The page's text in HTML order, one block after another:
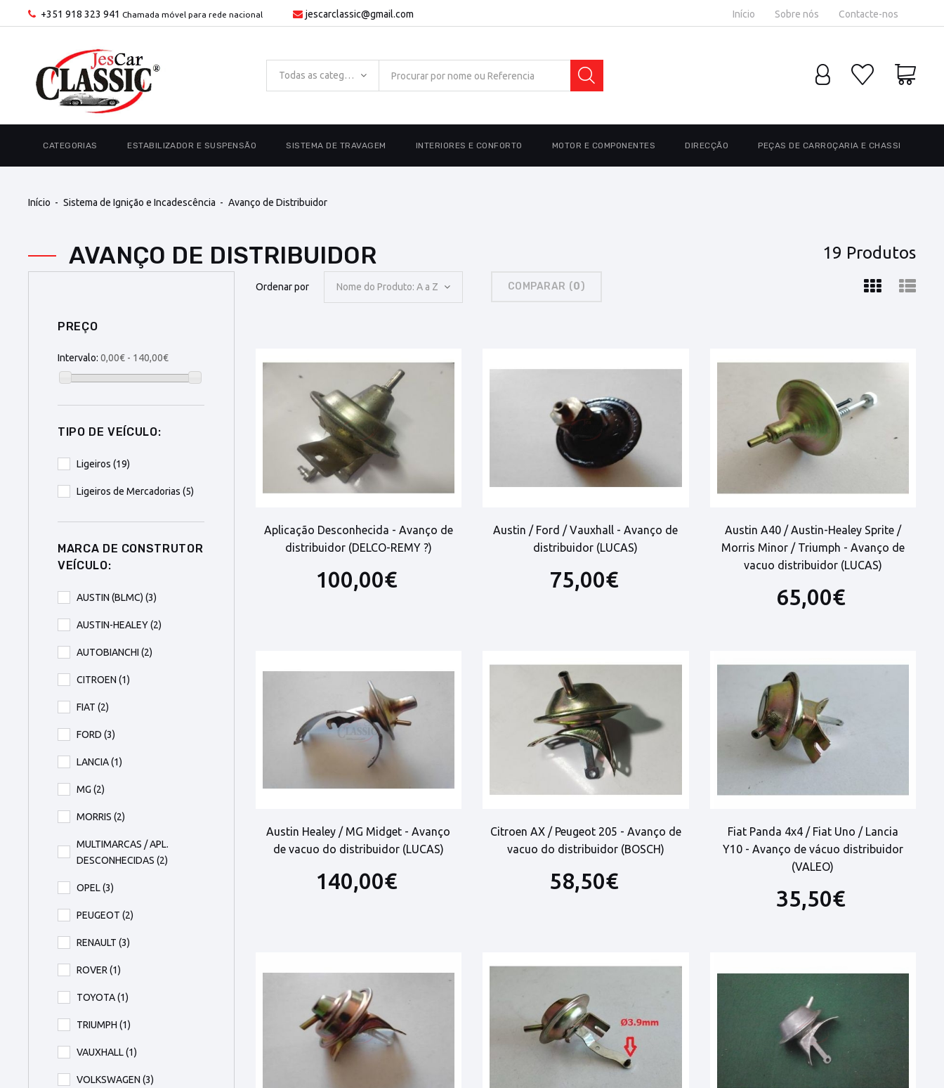
+351 918 323 941 Chamada móvel para rede nacional jescarclassic@gmail.com Início Sobre nós Contacte-nos
Todas as categorias
CATEGORIAS ESTABILIZADOR E SUSPENSÃO SISTEMA DE TRAVAGEM INTERIORES E CONFORTO MOTOR E COMPONENTES DIRECÇÃO PEÇAS DE CARROÇARIA E CHASSI
Início Sistema de Ignição e Incadescência Avanço de Distribuidor
AVANÇO DE DISTRIBUIDOR 19 Produtos
Ordenar por Nome do Produto: A a Z COMPARAR (0)
Aplicação Desconhecida - Avanço de
distribuidor (DELCO-REMY ?)
100,00€
Austin / Ford / Vauxhall - Avanço de
distribuidor (LUCAS)
75,00€
Austin A40 / Austin-Healey Sprite /
Morris Minor / Triumph - Avanço de
vacuo distribuidor (LUCAS)
65,00€
Austin Healey / MG Midget - Avanço
de vacuo do distribuidor (LUCAS)
140,00€
Citroen AX / Peugeot 205 - Avanço de
vacuo do distribuidor (BOSCH)
58,50€
Fiat Panda 4x4 / Fiat Uno / Lancia
Y10 - Avanço de vácuo distribuidor
(VALEO)
35,50€
PREÇO
Intervalo: 0,00€ - 140,00€
TIPO DE VEÍCULO:
Ligeiros (19)
Ligeiros de Mercadorias (5)
MARCA DE CONSTRUTOR
VEÍCULO:
AUSTIN (BLMC) (3)
AUSTIN-HEALEY(2)
AUTOBIANCHI (2)
CITROEN (1)
FIAT (2)
FORD (3)
LANCIA(1)
MG (2)
MORRIS (2)
MULTIMARCAS / APL.
DESCONHECIDAS (2)
OPEL(3)
PEUGEOT (2)
RENAULT (3)
ROVER (1)
TOYOTA(1)
TRIUMPH (1)
VAUXHALL(1)
VOLKSWAGEN (3)